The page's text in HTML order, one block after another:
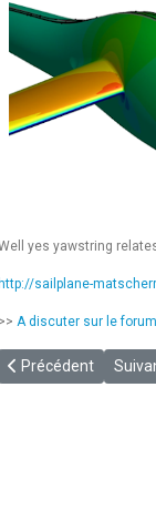
le mot de passe
yes yawstring
http://sailplane-
>> A discuter sur le forum
Article précédent :
Précédent